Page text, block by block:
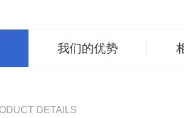
我们的优势
DETAILS